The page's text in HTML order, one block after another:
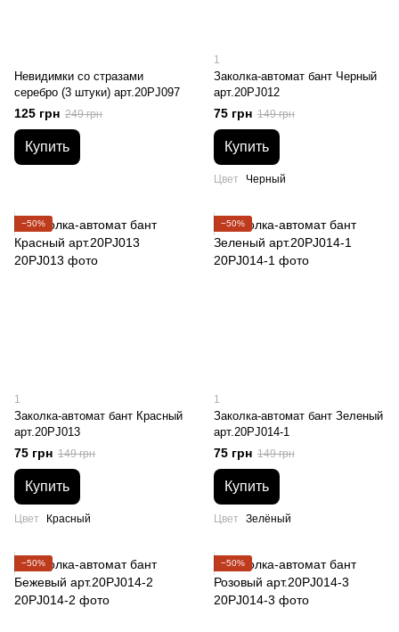
Невидимки со стразами
серебро (3 штуки) арт.20PJ097
125 грн 249 грн
Купить
1
Заколка-автомат бант Черный
арт.20PJ012
75 грн 149 грн
Купить
Цвет Черный
−50%
1
Заколка-автомат бант Красный
арт.20PJ013
75 грн 149 грн
Купить
Цвет Красный
−50%
1
Заколка-автомат бант Зеленый
арт.20PJ014-1
75 грн 149 грн
Купить
Цвет Зелёный
−50% −50%